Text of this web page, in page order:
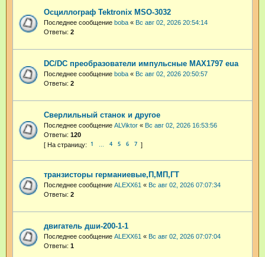
Осциллограф Tektronix MSO-3032
Последнее сообщение boba « Вс авг 02, 2026 20:54:14
Ответы: 2
DC/DC преобразователи импульсные MAX1797 eua
Последнее сообщение boba « Вс авг 02, 2026 20:50:57
Ответы: 2
Сверлильный станок и другое
Последнее сообщение ALViktor « Вс авг 02, 2026 16:53:56
Ответы: 120
1 4 5 6 7
транзисторы германиевые,П,МП,ГТ
Последнее сообщение ALEXX61 « Вс авг 02, 2026 07:07:34
Ответы: 2
двигатель дши-200-1-1
Последнее сообщение ALEXX61 « Вс авг 02, 2026 07:07:04
Ответы: 1